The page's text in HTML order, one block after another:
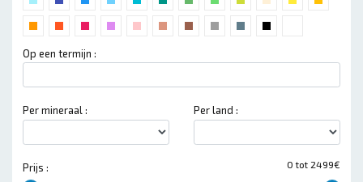
Op een termijn :
Per mineraal : Per land :
0 tot 2499€
Prijs :